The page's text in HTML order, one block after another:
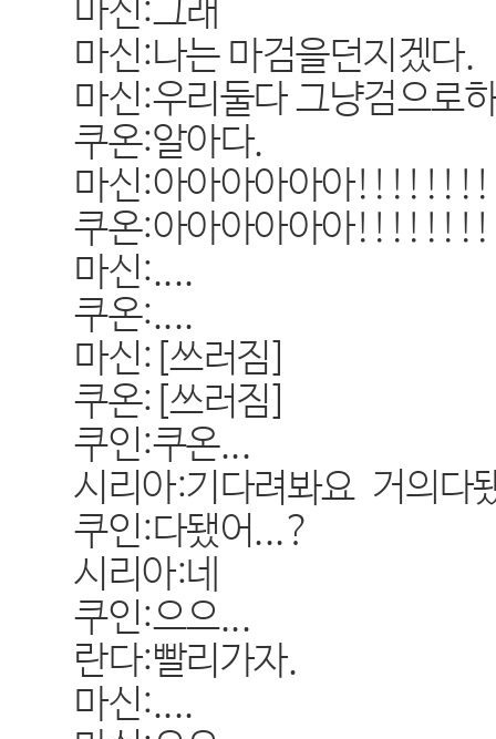
마신:그래
마신:나는 마검을던지겠다.
마신:우리둘다 그냥검으로
쿠온:알아다.
마신:아아아아아아
쿠온:아아아아아아
마신:....
쿠온:....
마신:[쓰러짐]
쿠온:[쓰러짐]
쿠인:쿠온...
시리아:기다려봐요 거의다
쿠인:다됐어...?
시리아:네
쿠인:으으...
란다:빨리가자.
마신:....